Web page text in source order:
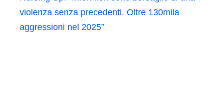
violenza senza precedenti. Oltre 130mila
aggressioni nel 2025”